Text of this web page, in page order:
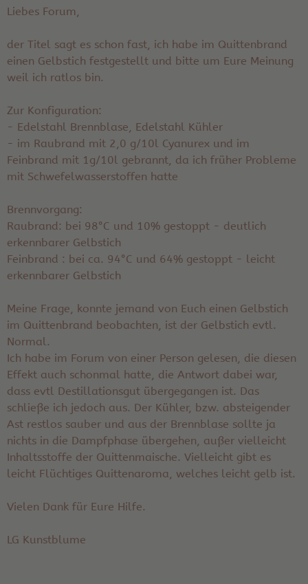
Liebes Forum,
der Titel sagt es schon fast, ich habe im Quittenbrand
einen Gelbstich festgestellt und bitte um Eure Meinung
weil ich ratlos bin.
Zur Konfiguration:
- Edelstahl Brennblase, Edelstahl Kühler
- im Raubrand mit 2,0 g/10l Cyanurex und im
Feinbrand mit 1g/10l gebrannt, da ich früher Probleme
mit Schwefelwasserstoffen hatte
Brennvorgang:
Raubrand: bei 98°C und 10% gestoppt - deutlich
erkennbarer Gelbstich
Feinbrand : bei ca. 94°C und 64% gestoppt - leicht
erkennbarer Gelbstich
Meine Frage, konnte jemand von Euch einen Gelbstich
im Quittenbrand beobachten, ist der Gelbstich evtl.
Normal.
Ich habe im Forum von einer Person gelesen, die diesen
Effekt auch schonmal hatte, die Antwort dabei war,
dass evtl Destillationsgut übergegangen ist. Das
schließe ich jedoch aus. Der Kühler, bzw. absteigender
Ast restlos sauber und aus der Brennblase sollte ja
nichts in die Dampfphase übergehen, außer vielleicht
Inhaltsstoffe der Quittenmaische. Vielleicht gibt es
leicht Flüchtiges Quittenaroma, welches leicht gelb ist.
Vielen Dank für Eure Hilfe.
LG Kunstblume